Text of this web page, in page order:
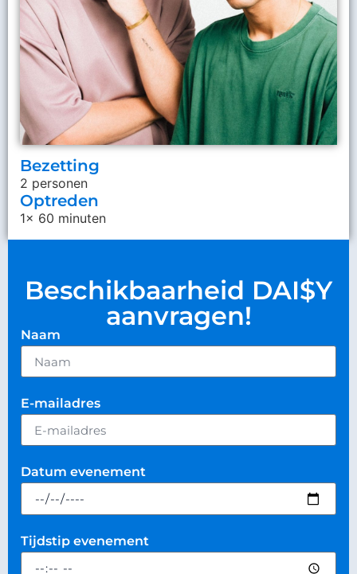
Bezetting
2 personen
Optreden
1x 60 minuten
Beschikbaarheid DAI$Y
aanvragen!
Naam
E-mailadres
Datum evenement
Tijdstip evenement